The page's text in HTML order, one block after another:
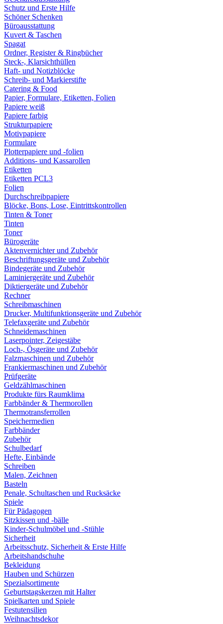
Schutz und Erste Hilfe
Schöner Schenken
Büroausstattung
Kuvert & Taschen
Spagat
Ordner, Register & Ringbücher
Steck-, Klarsichthüllen
Haft- und Notizblöcke
Schreib- und Markierstifte
Catering & Food
Papier, Formulare, Etiketten, Folien
Papiere weiß
Papiere farbig
Strukturpapiere
Motivpapiere
Formulare
Plotterpapiere und -folien
Additions- und Kassarollen
Etiketten
Etiketten PCL3
Folien
Durchschreibpapiere
Blöcke, Bons, Lose, Eintrittskontrollen
Tinten & Toner
Tinten
Toner
Bürogeräte
Aktenvernichter und Zubehör
Beschriftungsgeräte und Zubehör
Bindegeräte und Zubehör
Laminiergeräte und Zubehör
Diktiergeräte und Zubehör
Rechner
Schreibmaschinen
Drucker, Multifunktionsgeräte und Zubehör
Telefaxgeräte und Zubehör
Schneidemaschinen
Laserpointer, Zeigestäbe
Loch-, Ösgeräte und Zubehör
Falzmaschinen und Zubehör
Frankiermaschinen und Zubehör
Prüfgeräte
Geldzählmaschinen
Produkte fürs Raumklima
Farbbänder & Thermorollen
Thermotransferrollen
Speichermedien
Farbbänder
Zubehör
Schulbedarf
Hefte, Einbände
Schreiben
Malen, Zeichnen
Basteln
Penale, Schultaschen und Rucksäcke
Spiele
Für Pädagogen
Sitzkissen und -bälle
Kinder-Schulmöbel und -Stühle
Sicherheit
Arbeitsschutz, Sicherheit & Erste Hilfe
Arbeitshandschuhe
Bekleidung
Hauben und Schürzen
Spezialsortimente
Geburtstagskerzen mit Halter
Spielkarten und Spiele
Festutensilien
Weihnachtsdekor